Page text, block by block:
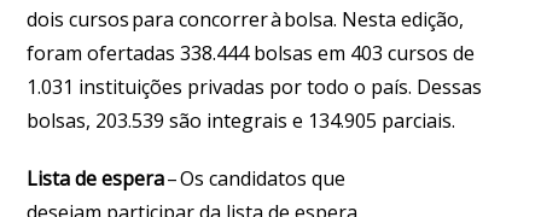
dois cursos para concorrer à bolsa. Nesta edição,
foram ofertadas 338.444 bolsas em 403 cursos de
1.031 instituições privadas por todo o país. Dessas
bolsas, 203.539 são integrais e 134.905 parciais.
Lista de espera– Os candidatos que